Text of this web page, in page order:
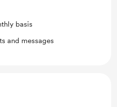
basis
and messages